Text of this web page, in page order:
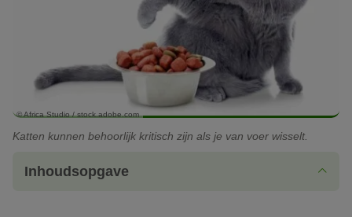
© Africa Studio / stock.adobe.com
Katten kunnen behoorlijk kritisch zijn als je van voer wisselt.
Inhoudsopgave